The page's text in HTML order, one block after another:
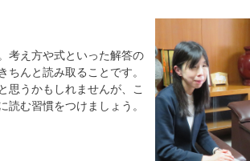
考え方や式といった解答の
んと読み取ることです。
思うかもしれませんが、こ
む習慣をつけましょう。